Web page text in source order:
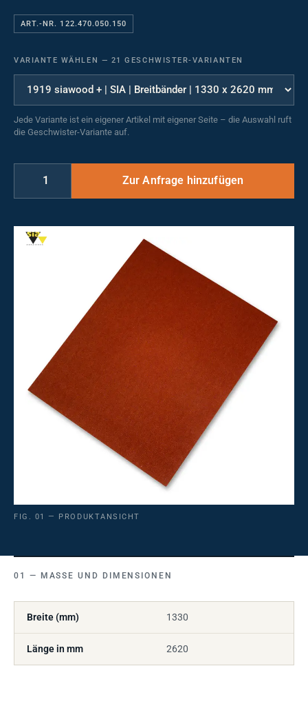
ART.-NR. 122.470.050.150
VARIANTE WÄHLEN — 21 GESCHWISTER-VARIANTEN
Jede Variante ist ein eigener Artikel mit eigener Seite – die Auswahl ruft
die Geschwister-Variante auf.
FIG. 01 — PRODUKTANSICHT
MASSE UND DIMENSIONEN
Breite (mm) 1330
Länge in mm 2620